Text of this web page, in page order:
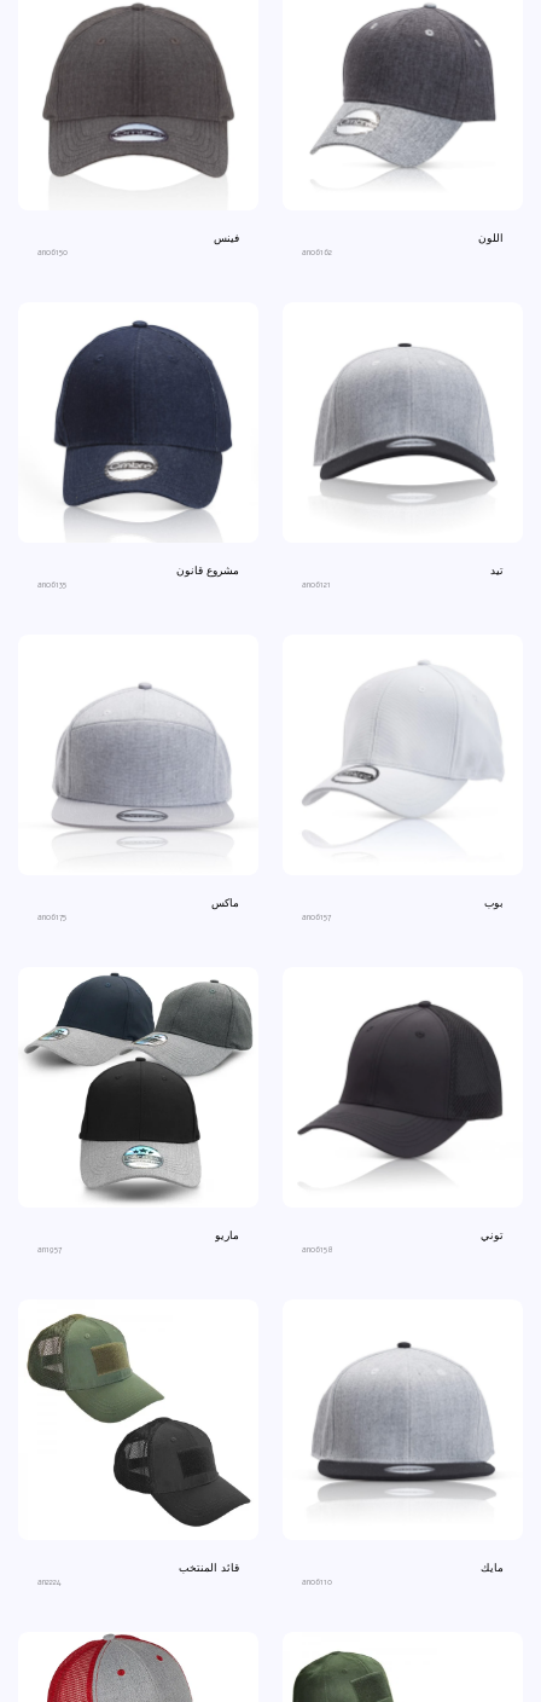
اللون
ano6162
فينس
ano6150
تيد
ano6121
مشروع قانون
ano6135
بوب
ano6157
ماكس
ano6175
توني
ano6158
ماريو
an1957
مايك
ano6110
قائد المنتخب
an2224